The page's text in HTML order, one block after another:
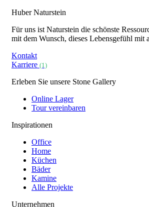
Huber Naturstein
Für uns ist Naturstein die schönste
mit dem Wunsch, dieses Lebensgefühl mit
Kontakt
Karriere (1)
Erleben Sie unsere Stone Gallery
Online Lager
Tour vereinbaren
Inspirationen
Office
Home
Küchen
Bäder
Kamine
Alle Projekte
Unternehmen